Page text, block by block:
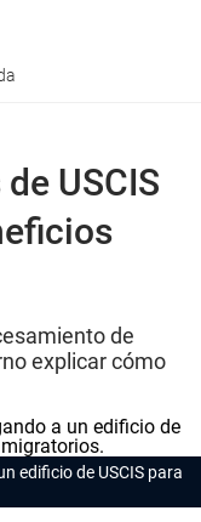
USCIS
de
explicar cómo
edificio de USCIS para